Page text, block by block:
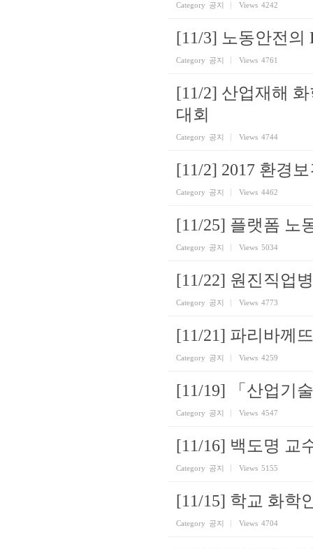
Category 공지 Views 4242
[11/3] 노동안전의
Category 공지 Views 4761
[11/2] 산업재해
대회
Category 공지 Views 4744
[11/2] 2017 환경
Category 공지 Views 4462
[11/25] 플랫폼 노
Category 공지 Views 5034
[11/22] 원진직업
Category 공지 Views 4773
[11/21] 파리바께
Category 공지 Views 4259
[11/19] 「산업기
Category 공지 Views 4547
[11/16] 백도명 교
Category 공지 Views 5155
[11/15] 학교 화학
Category 공지 Views 4704